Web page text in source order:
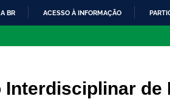
O
BR ACESSO À INFORMAÇÃO
de